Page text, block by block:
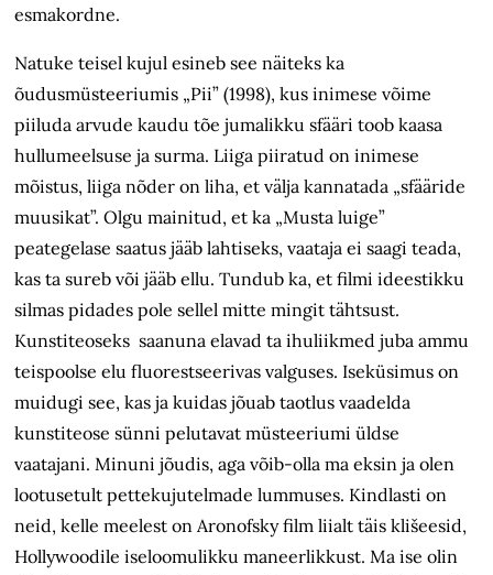
esmakordne.
Natuke teisel kujul esineb see näiteks ka
õudusmüsteeriumis „Pii” (1998), kus inimese võime
piiluda arvude kaudu tõe jumalikku sfääri toob kaasa
hullumeelsuse ja surma. Liiga piiratud on inimese
mõistus, liiga nõder on liha, et välja kannatada „sfääride
muusikat”. Olgu mainitud, et ka „Musta luige”
peategelase saatus jääb lahtiseks, vaataja ei saagi teada,
kas ta sureb või jääb ellu. Tundub ka, et filmi ideestikku
silmas pidades pole sellel mitte mingit tähtsust.
Kunstiteoseks saanuna elavad ta ihuliikmed juba ammu
teispoolse elu fluorestseerivas valguses. Iseküsimus on
muidugi see, kas ja kuidas jõuab taotlus vaadelda
kunstiteose sünni pelutavat müsteeriumi üldse
vaatajani. Minuni jõudis, aga võib-olla ma eksin ja olen
lootusetult pettekujutelmade lummuses. Kindlasti on
neid, kelle meelest on Aronofsky film liialt täis klišeesid,
Hollywoodile iseloomulikku maneerlikkust. Ma ise olin